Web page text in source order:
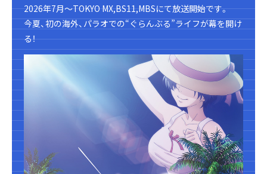
2026年7月～TOKYO MX,BS11,MBSにて放送開始です。
今夏、初の海外、パラオでの“ぐらんぶる”ライフが幕を開け
る！